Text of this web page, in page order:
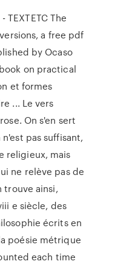
TEXTETC The
a free pdf
by Ocaso
on practical
et formes
... Le vers
On s'en sert
pas suffisant,
religieux, mais
ne relève pas de
trouve ainsi,
e siècle, des
écrits en
poésie métrique
each time